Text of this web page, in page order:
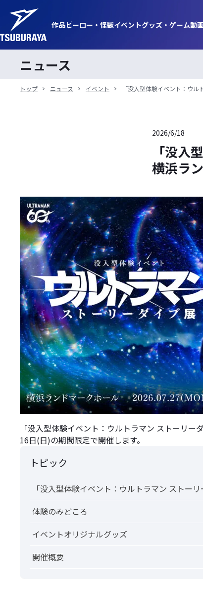
作品ヒーロー・ 怪獣イベントグッズ・ ゲーム動
ニュース
トップ ニュース イベント 「没入型体験イベント：ウ
2026/6/18
「没入
横浜ラ
「没入型体験イベント：ウルトラマン ストーリ
16日(日)の期間限定で開催します。
トピック
「没入型体験イベント：ウルトラマン ストー
体験のみどころ
イベントオリジナルグッズ
開催概要